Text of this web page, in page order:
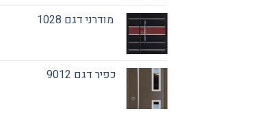
מודרני דגם 1028
כפיר דגם 9012